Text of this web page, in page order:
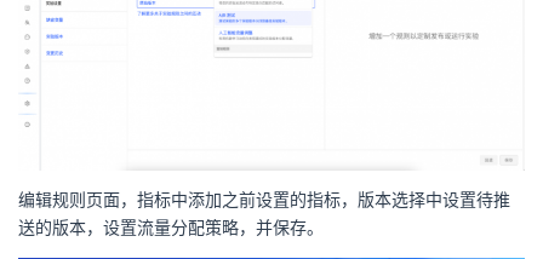
编辑规则页面，指标中添加之前设置的指标，版本选择中设置待推
送的版本，设置流量分配策略，并保存。